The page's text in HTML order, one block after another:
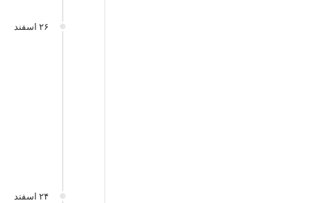
۲۶ اسفند
۲۴ اسفند